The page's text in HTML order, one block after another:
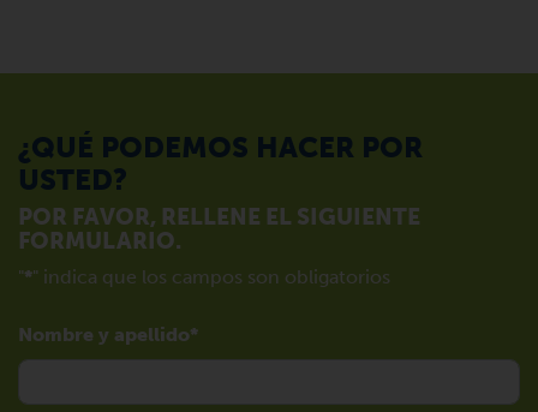
¿QUÉ PODEMOS HACER POR
USTED?
POR FAVOR, RELLENE EL SIGUIENTE
FORMULARIO.
"*" indica que los campos son obligatorios
Nombre y apellido